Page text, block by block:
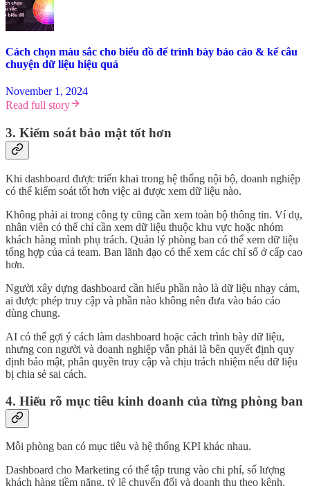
Cách chọn màu sắc cho biểu đồ để trình bày báo cáo & kể câu
chuyện dữ liệu hiệu quả
November 1, 2024
Read full story
3. Kiểm soát bảo mật tốt hơn
Khi dashboard được triển khai trong hệ thống nội bộ, doanh nghiệp
có thể kiểm soát tốt hơn việc ai được xem dữ liệu nào.
Không phải ai trong công ty cũng cần xem toàn bộ thông tin. Ví dụ,
nhân viên có thể chỉ cần xem dữ liệu thuộc khu vực hoặc nhóm
khách hàng mình phụ trách. Quản lý phòng ban có thể xem dữ liệu
tổng hợp của cả team. Ban lãnh đạo có thể xem các chỉ số ở cấp cao
hơn.
Người xây dựng dashboard cần hiểu phần nào là dữ liệu nhạy cảm,
ai được phép truy cập và phần nào không nên đưa vào báo cáo
dùng chung.
AI có thể gợi ý cách làm dashboard hoặc cách trình bày dữ liệu,
nhưng con người và doanh nghiệp vẫn phải là bên quyết định quy
định bảo mật, phân quyền truy cập và chịu trách nhiệm nếu dữ liệu
bị chia sẻ sai cách.
4. Hiểu rõ mục tiêu kinh doanh của từng phòng ban
Mỗi phòng ban có mục tiêu và hệ thống KPI khác nhau.
Dashboard cho Marketing có thể tập trung vào chi phí, số lượng
khách hàng tiềm năng, tỷ lệ chuyển đổi và doanh thu theo kênh.